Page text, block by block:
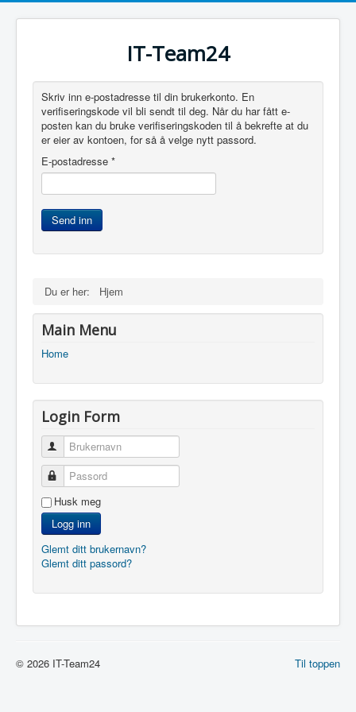
IT-Team24
Skriv inn e-postadresse til din brukerkonto. En
verifiseringskode vil bli sendt til deg. Når du har fått e-
posten kan du bruke verifiseringskoden til å bekrefte at du
er eier av kontoen, for så å velge nytt passord.
E-postadresse *
Send inn
Du er her: Hjem
Main Menu
Home
Login Form
Brukernavn
Passord
Husk meg
Logg inn
Glemt ditt brukernavn?
Glemt ditt passord?
Til toppen
© 2026 IT-Team24